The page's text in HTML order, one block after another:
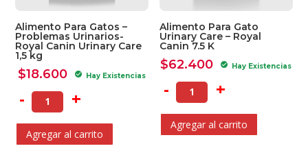
Alimento Para Gatos –
Problemas Urinarios-
Royal Canin Urinary Care
1,5 kg
$18.600 check_circle Hay Existencias
- +
Agregar al carrito
Alimento Para Gato
Urinary Care – Royal
Canin 7.5 K
$62.400 check_circle Hay Existencias
- +
Agregar al carrito